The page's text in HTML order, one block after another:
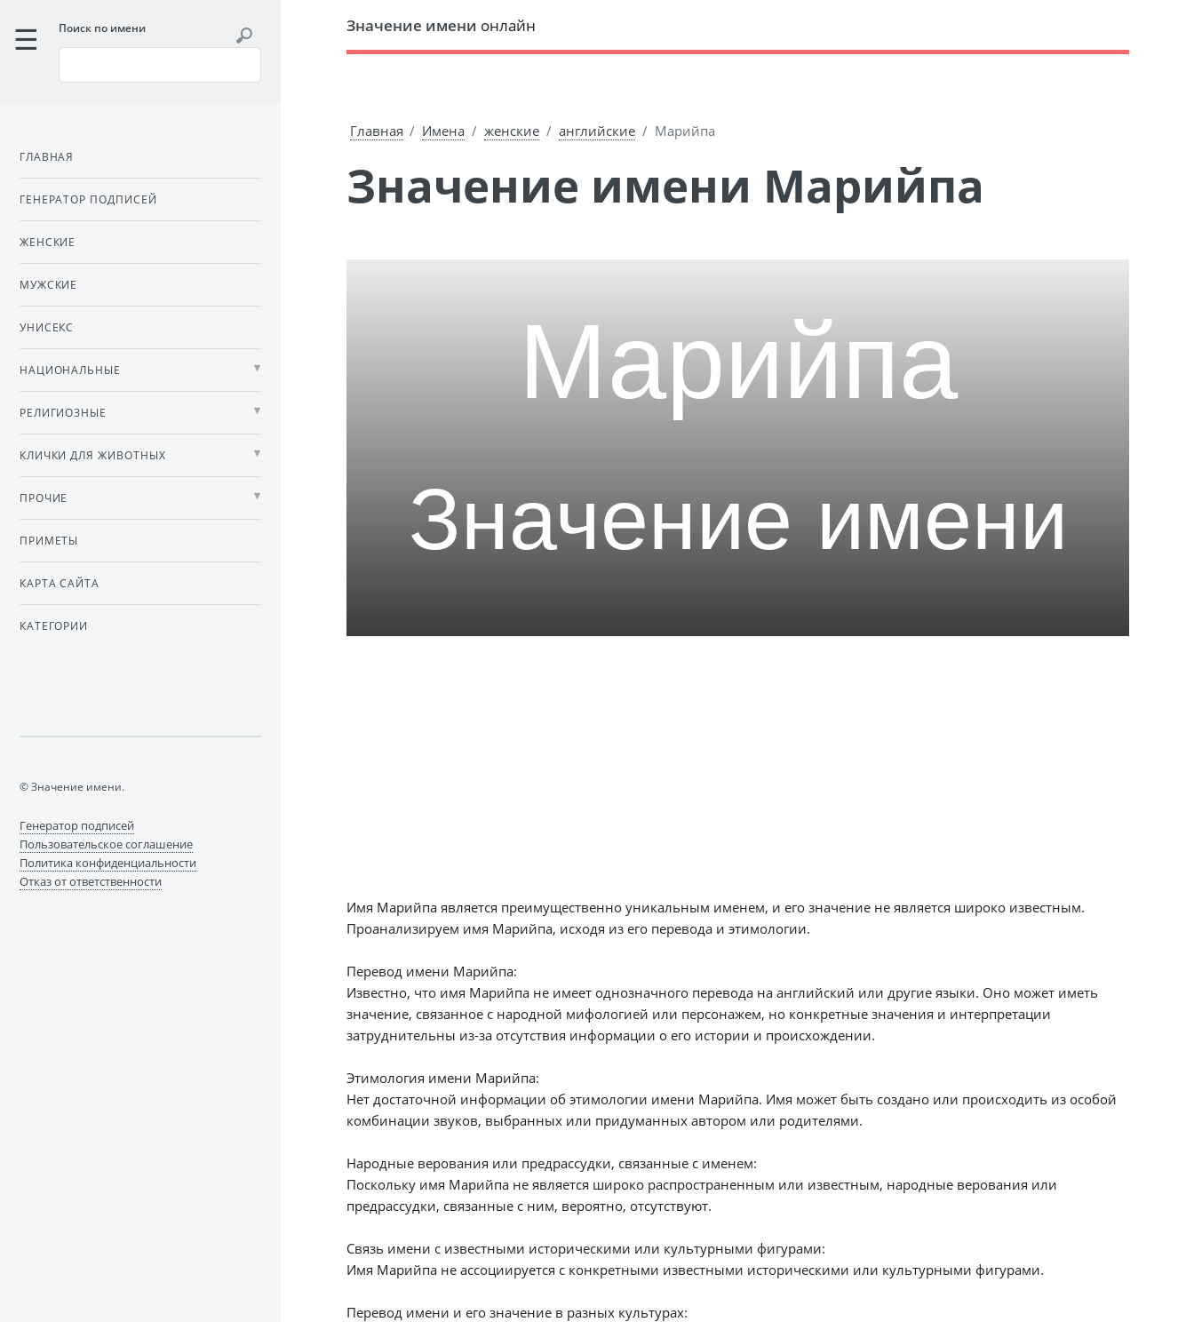
Значение имени онлайн
Главная Имена женские английские Марийпа
Значение имени Марийпа
Имя Марийпа является преимущественно уникальным именем, и его значение не является широко известным.
Проанализируем имя Марийпа, исходя из его перевода и этимологии.
Перевод имени Марийпа:
Известно, что имя Марийпа не имеет однозначного перевода на английский или другие языки. Оно может иметь
значение, связанное с народной мифологией или персонажем, но конкретные значения и интерпретации
затруднительны из-за отсутствия информации о его истории и происхождении.
Этимология имени Марийпа:
Нет достаточной информации об этимологии имени Марийпа. Имя может быть создано или происходить из особой
комбинации звуков, выбранных или придуманных автором или родителями.
Народные верования или предрассудки, связанные с именем:
Поскольку имя Марийпа не является широко распространенным или известным, народные верования или
предрассудки, связанные с ним, вероятно, отсутствуют.
Связь имени с известными историческими или культурными фигурами:
Имя Марийпа не ассоциируется с конкретными известными историческими или культурными фигурами.
Перевод имени и его значение в разных культурах:
Поиск по имени
ГЛАВНАЯ
ГЕНЕРАТОР ПОДПИСЕЙ
ЖЕНСКИЕ
МУЖСКИЕ
УНИСЕКС
НАЦИОНАЛЬНЫЕ
РЕЛИГИОЗНЫЕ
КЛИЧКИ ДЛЯ ЖИВОТНЫХ
ПРОЧИЕ
ПРИМЕТЫ
КАРТА САЙТА
КАТЕГОРИИ
© Значение имени.
Генератор подписей
Пользовательское соглашение
Политика конфиденциальности
Отказ от ответственности